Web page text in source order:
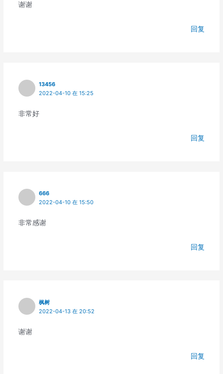
谢谢
回复
13456
2022-04-10 在 15:25
非常好
回复
666
2022-04-10 在 15:50
非常感谢
回复
枫树
2022-04-13 在 20:52
谢谢
回复